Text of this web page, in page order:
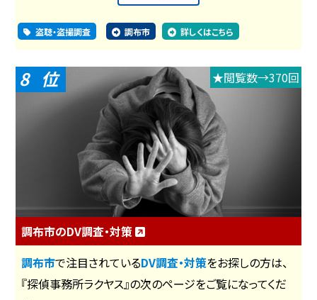
盗聴・盗撮調査 調布市 詳しくはこちら
8 ★閲覧数→370回
調布市のDV調査・対策
調布市で注目されているDV調査・対策をお探しの方は、
『探偵事務所ラクヤス』の次のページをご覧になってくだ